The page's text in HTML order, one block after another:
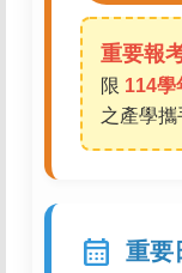
重要報
限 114學
之產學攜
calendar_month 重要